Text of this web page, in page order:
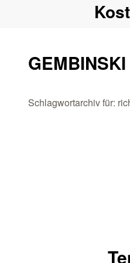
Schlagwortarchiv für: